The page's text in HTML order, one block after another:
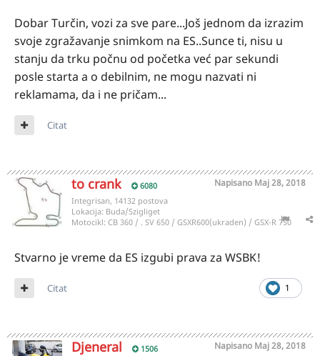
Dobar Turčin, vozi za sve pare...Još jednom da izrazim
svoje zgražavanje snimkom na ES..Sunce ti, nisu u
stanju da trku počnu od početka već par sekundi
posle starta a o debilnim, ne mogu nazvati ni
reklamama, da i ne pričam...
Citat
to crank 6080 Napisano Maj 28, 2018
Integrisan, 14132 postova
Lokacija: Buda/Szigliget
Motocikl: CB 360 / . SV 650 / GSXR600(ukraden) / GSX-R 750
Stvarno je vreme da ES izgubi prava za WSBK!
1
Citat
Djeneral 1506 Napisano Maj 28, 2018